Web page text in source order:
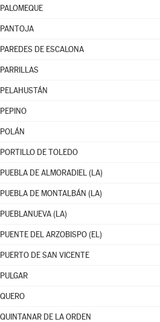
PALOMEQUE
PANTOJA
PAREDES DE ESCALONA
PARRILLAS
PELAHUSTÁN
PEPINO
POLÁN
PORTILLO DE TOLEDO
PUEBLA DE ALMORADIEL (LA)
PUEBLA DE MONTALBÁN (LA)
PUEBLANUEVA (LA)
PUENTE DEL ARZOBISPO (EL)
PUERTO DE SAN VICENTE
PULGAR
QUERO
QUINTANAR DE LA ORDEN